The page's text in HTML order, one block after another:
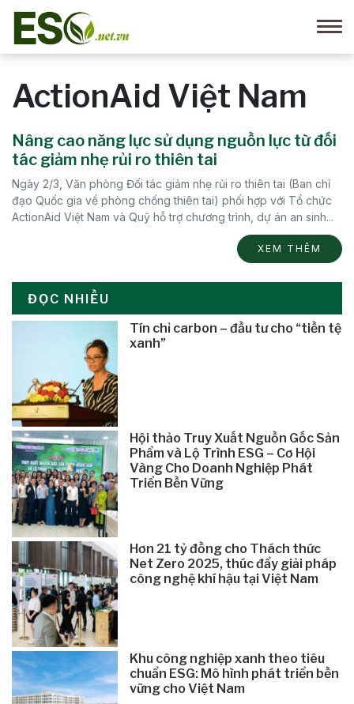
ActionAid Việt Nam
Nâng cao năng lực sử dụng nguồn lực từ đối
tác giảm nhẹ rủi ro thiên tai
Ngày 2/3, Văn phòng Đối tác giảm nhẹ rủi ro thiên tai (Ban chỉ
đạo Quốc gia về phòng chống thiên tai) phối hợp với Tổ chức
ActionAid Việt Nam và Quỹ hỗ trợ chương trình, dự án an sinh...
XEM THÊM
ĐỌC NHIỀU
Tín chỉ carbon – đầu tư cho “tiền tệ
xanh”
Hội thảo Truy Xuất Nguồn Gốc Sản
Phẩm và Lộ Trình ESG – Cơ Hội
Vàng Cho Doanh Nghiệp Phát
Triển Bền Vững
Hơn 21 tỷ đồng cho Thách thức
Net Zero 2025, thúc đẩy giải pháp
công nghệ khí hậu tại Việt Nam
Khu công nghiệp xanh theo tiêu
chuẩn ESG: Mô hình phát triển bền
vững cho Việt Nam